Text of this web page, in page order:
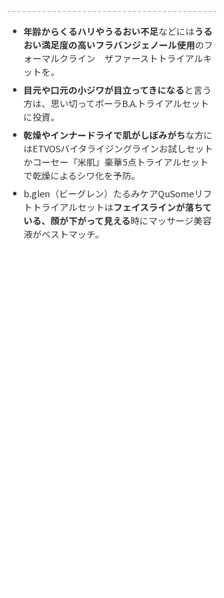
年齢からくるハリやうるおい不足などにはうる
おい満足度の高いフラバンジェノール使用のフ
ォーマルクライン ザファーストトライアルキ
ットを。
目元や口元の小ジワが目立ってきになると言う
方は、思い切ってポーラB.A.トライアルセット
に投資。
乾燥やインナードライで肌がしぼみがちな方に
はETVOSバイタライジングラインお試しセット
かコーセー『米肌』豪華5点トライアルセット
で乾燥によるシワ化を予防。
b.glen（ビーグレン）たるみケアQuSomeリフ
トトライアルセットはフェイスラインが落ちて
いる、顔が下がって見える時にマッサージ美容
液がベストマッチ。